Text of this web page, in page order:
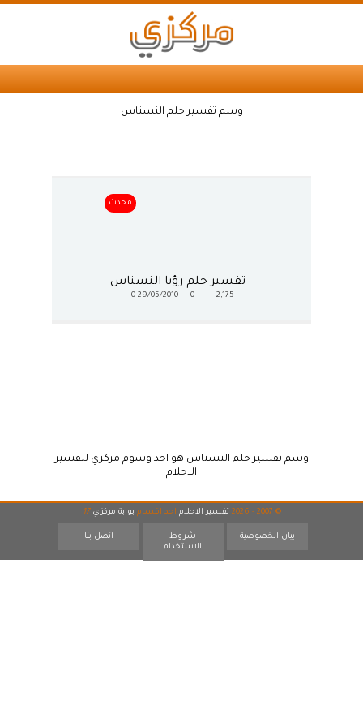
وسم تفسير حلم النسناس
محدث
تفسير حلم رؤيا النسناس
2,175
0
29/05/2010
0
وسم تفسير حلم النسناس هو احد وسوم مركزي لتفسير
الاحلام
© 2007 - 2026 تفسير الاحلام احد اقسام بوابة مركزي 17
بيان الخصوصية
شروط
الاستخدام
اتصل بنا